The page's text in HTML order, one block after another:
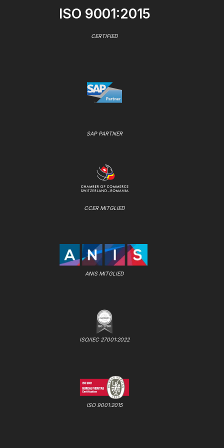
ISO 9001:2015
CERTIFIED
SAP PARTNER
CCER MITGLIED
ANIS MITGLIED
ISO/IEC 27001:2022
ISO 9001:2015